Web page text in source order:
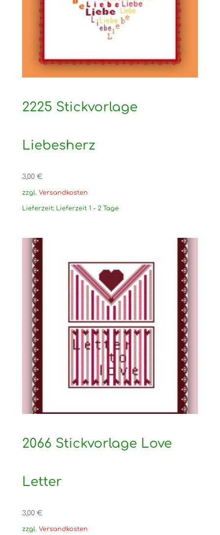
2225 Stickvorlage
Liebesherz
3,00 €
zzgl. Versandkosten
Lieferzeit: Lieferzeit 1 - 2 Tage
2066 Stickvorlage Love
Letter
3,00 €
zzgl. Versandkosten